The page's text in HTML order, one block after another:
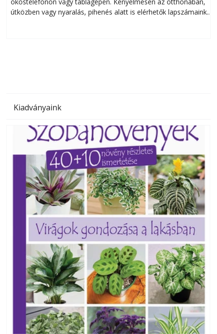
útközben vagy nyaralás, pihenés alatt is elérhetők lapszámaink.
Kiadványaink